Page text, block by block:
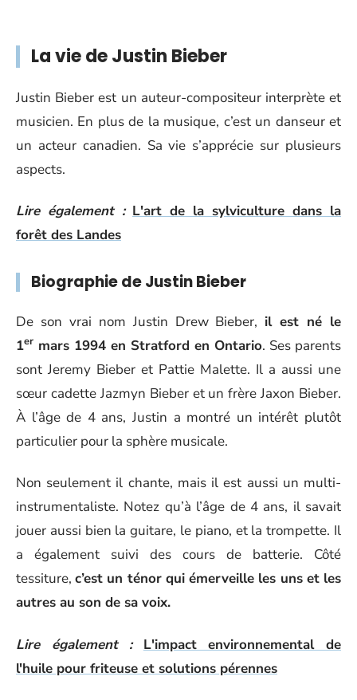
La vie de Justin Bieber
Justin Bieber est un auteur-compositeur interprète et
musicien. En plus de la musique, c’est un danseur et
un acteur canadien. Sa vie s’apprécie sur plusieurs
aspects.
Lire également : L'art de la sylviculture dans la
forêt des Landes
Biographie de Justin Bieber
De son vrai nom Justin Drew Bieber, il est né le
1er mars 1994 en Stratford en Ontario. Ses parents
sont Jeremy Bieber et Pattie Malette. Il a aussi une
sœur cadette Jazmyn Bieber et un frère Jaxon Bieber.
À l’âge de 4 ans, Justin a montré un intérêt plutôt
particulier pour la sphère musicale.
Non seulement il chante, mais il est aussi un multi-
instrumentaliste. Notez qu’à l’âge de 4 ans, il savait
jouer aussi bien la guitare, le piano, et la trompette. Il
a également suivi des cours de batterie. Côté
tessiture,c’est un ténor qui émerveille les uns et les
autres au son de sa voix.
Lire également :
L'impact environnemental de
l'huile pour friteuse et solutions pérennes